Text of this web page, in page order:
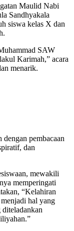
Maulid Nabi
Sandhyakala
siswa kelas X dan
SAW
Karimah,” acara
menarik.
pembacaan
dan
mewakili
memperingati
“Kelahiran
hal yang